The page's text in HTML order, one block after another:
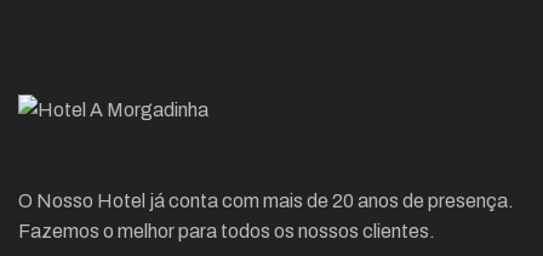
O Nosso Hotel já conta com mais de 20 anos de presença.
Fazemos o melhor para todos os nossos clientes.